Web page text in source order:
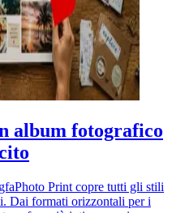
album fotografico
Print copre tutti gli stili
Dai formati orizzontali per i